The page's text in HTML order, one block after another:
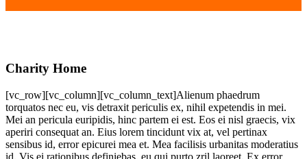
Charity Home
[vc_row][vc_column][vc_column_text]Alienum phaedrum
torquatos nec eu, vis detraxit periculis ex, nihil expetendis in mei.
Mei an pericula euripidis, hinc partem ei est. Eos ei nisl graecis, vix
aperiri consequat an. Eius lorem tincidunt vix at, vel pertinax
sensibus id, error epicurei mea et. Mea facilisis urbanitas moderatius
id. Vis ei rationibus definiebas, eu qui purto zril laoreet. Ex error